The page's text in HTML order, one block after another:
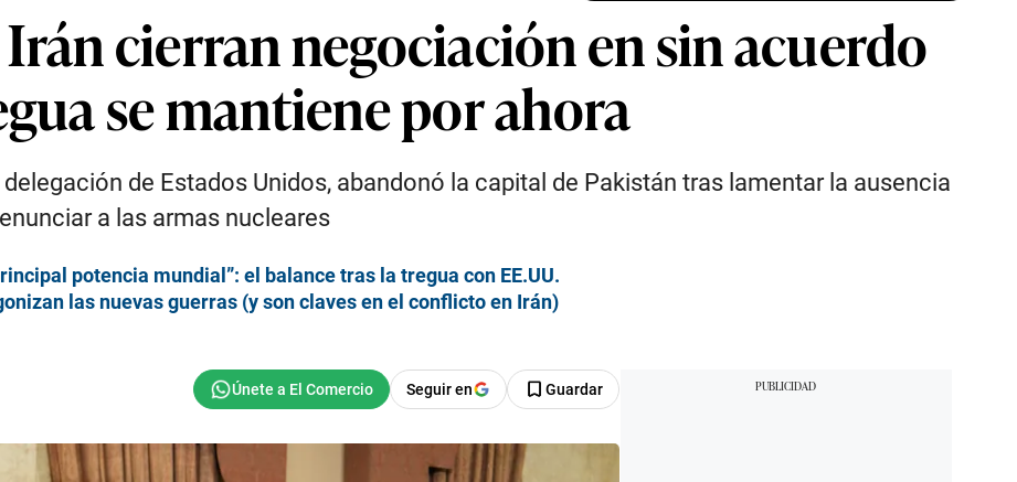
cierran negociación en sin acuerdo
se mantiene por ahora
de Estados Unidos, abandonó la capital de Pakistán tras lamentar la ausencia
a las armas nucleares
potencia mundial”: el balance tras la tregua con EE.UU.
las nuevas guerras (y son claves en el conflicto en Irán)
Seguir en Guardar